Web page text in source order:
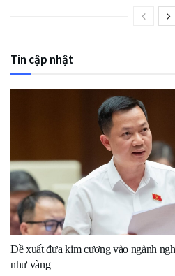
Tin cập nhật
Đề xuất đưa kim cương vào ngành
như vàng